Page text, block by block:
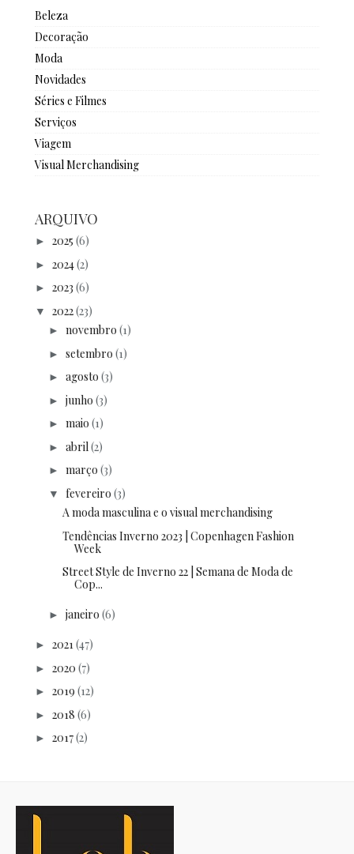
Beleza
Decoração
Moda
Novidades
Séries e Filmes
Serviços
Viagem
Visual Merchandising
ARQUIVO
► 2025 (6)
► 2024(2)
► 2023 (6)
▼ 2022(23)
► novembro (1)
► setembro (1)
► agosto (3)
► junho (3)
► maio (1)
► abril (2)
► março (3)
▼ fevereiro (3)
A moda masculina e o visual merchandising
Tendências Inverno 2023 | Copenhagen Fashion
Week
Street Style de Inverno 22 | Semana de Moda de
Cop...
► janeiro (6)
► 2021(47)
► 2020 (7)
► 2019 (12)
► 2018 (6)
► 2017(2)